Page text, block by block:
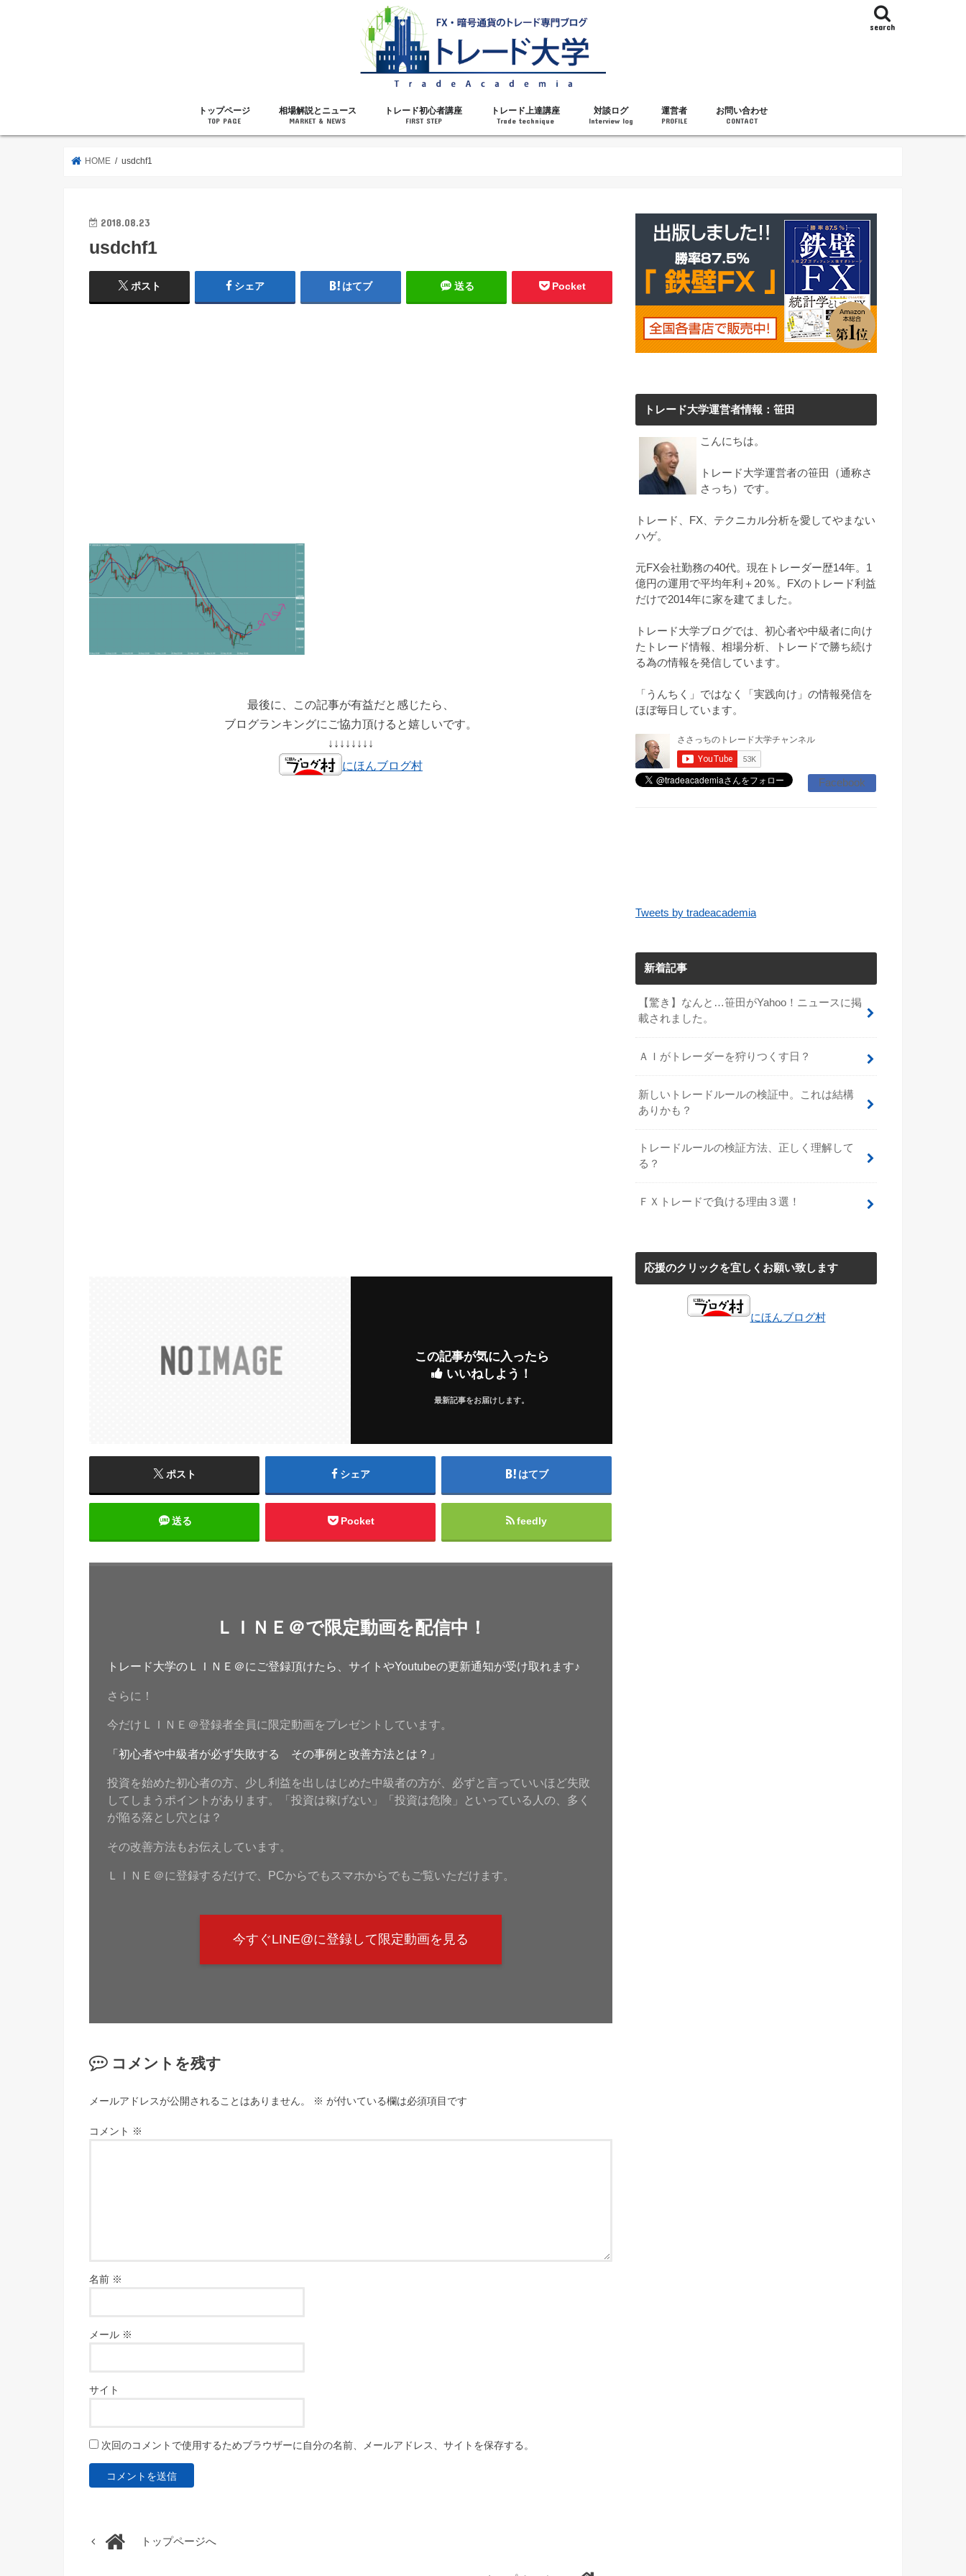
search
トップページ
TOP PAGE
相場解説とニュース
MARKET & NEWS
トレード初心者講座
FIRST STEP
トレード上達講座
Trade technique
対談ログ
Interview log
運営者
PROFILE
お問い合わせ
CONTACT
HOME usdchf1
2018.08.23
usdchf1
ポスト シェア はてブ 送る Pocket
最後に、この記事が有益だと感じたら、
ブログランキングにご協力頂けると嬉しいです。
↓↓↓↓↓↓↓↓
にほんブログ村
この記事が気に入ったら
いいねしよう！
最新記事をお届けします。
ポスト シェア はてブ
送る Pocket feedly
ＬＩＮＥ＠で限定動画を配信中！
トレード大学のＬＩＮＥ＠にご登録頂けたら、サイトやYoutubeの更新通知が受け取れます♪
さらに！
今だけＬＩＮＥ＠登録者全員に限定動画をプレゼントしています。
「初心者や中級者が必ず失敗する その事例と改善方法とは？」
投資を始めた初心者の方、少し利益を出しはじめた中級者の方が、必ずと言っていいほど失敗
してしまうポイントがあります。「投資は稼げない」「投資は危険」といっている人の、多く
が陥る落とし穴とは？
その改善方法もお伝えしています。
ＬＩＮＥ＠に登録するだけで、PCからでもスマホからでもご覧いただけます。
今すぐLINE@に登録して限定動画を見る
コメントを残す
メールアドレスが公開されることはありません。 ※ が付いている欄は必須項目です
コメント ※
名前 ※
メール ※
サイト
次回のコメントで使用するためブラウザーに自分の名前、メールアドレス、サイトを保存する。
トップページへ
トレード大学運営者情報：笹田
こんにちは。
トレード大学運営者の笹田（通称さ
さっち）です。
トレード、FX、テクニカル分析を愛してやまない
ハゲ。
元FX会社勤務の40代。現在トレーダー歴14年。1
億円の運用で平均年利＋20％。FXのトレード利益
だけで2014年に家を建てました。
トレード大学ブログでは、初心者や中級者に向け
たトレード情報、相場分析、トレードで勝ち続け
る為の情報を発信しています。
「うんちく」ではなく「実践向け」の情報発信を
ほぼ毎日しています。
Facebook
Tweets by tradeacademia
新着記事
【驚き】なんと…笹田がYahoo！ニュースに掲
載されました。
ＡＩがトレーダーを狩りつくす日？
新しいトレードルールの検証中。これは結構
ありかも？
トレードルールの検証方法、正しく理解して
る？
ＦＸトレードで負ける理由３選！
応援のクリックを宜しくお願い致します
にほんブログ村